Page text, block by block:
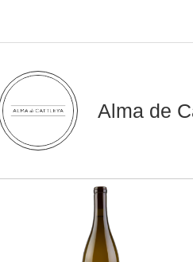
Alma de